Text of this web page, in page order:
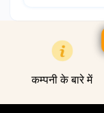
कम्पनी के बारे में